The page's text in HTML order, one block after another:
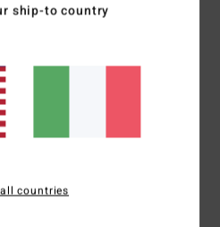
48% viscosa, 44%
ship-to country
countries